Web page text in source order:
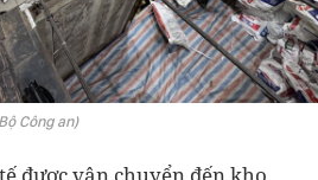
Công an)